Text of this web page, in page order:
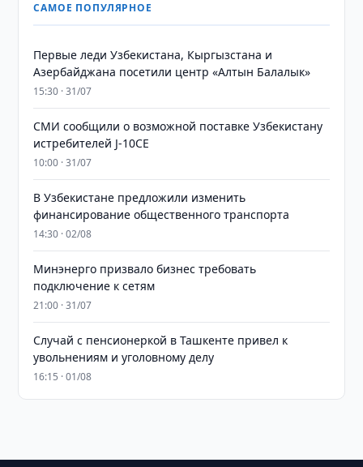
САМОЕ ПОПУЛЯРНОЕ
Первые леди Узбекистана, Кыргызстана и
Азербайджана посетили центр «Алтын Балалык»
15:30 · 31/07
СМИ сообщили о возможной поставке Узбекистану
истребителей J-10CE
10:00 · 31/07
В Узбекистане предложили изменить
финансирование общественного транспорта
14:30 · 02/08
Минэнерго призвало бизнес требовать
подключение к сетям
21:00 · 31/07
Случай с пенсионеркой в Ташкенте привел к
увольнениям и уголовному делу
16:15 · 01/08